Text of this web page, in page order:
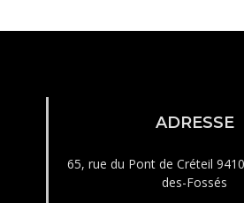
ADRESSE
65, rue du Pont de Créteil
des-Fossés